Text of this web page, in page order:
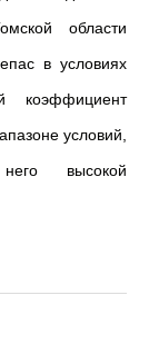
области
в условиях
коэффициент
условий,
высокой